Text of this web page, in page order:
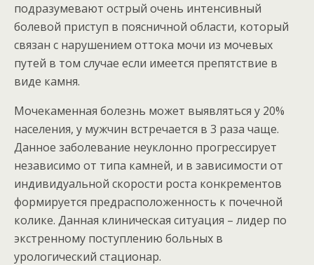
подразумевают острый очень интенсивный
болевой приступ в поясничной области, который
связан с нарушением оттока мочи из мочевых
путей в том случае если имеется препятствие в
виде камня.
Мочекаменная болезнь может выявляться у 20%
населения, у мужчин встречается в 3 раза чаще.
Данное заболевание неуклонно прогрессирует
независимо от типа камней, и в зависимости от
индивидуальной скорости роста конкрементов
формируется предрасположенность к почечной
колике. Данная клиническая ситуация – лидер по
экстренному поступлению больных в
урологический стационар.